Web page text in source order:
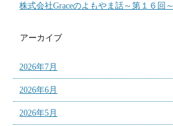
株式会社Graceのよもやま話～第１６回～
アーカイブ
2026年7月
2026年6月
2026年5月